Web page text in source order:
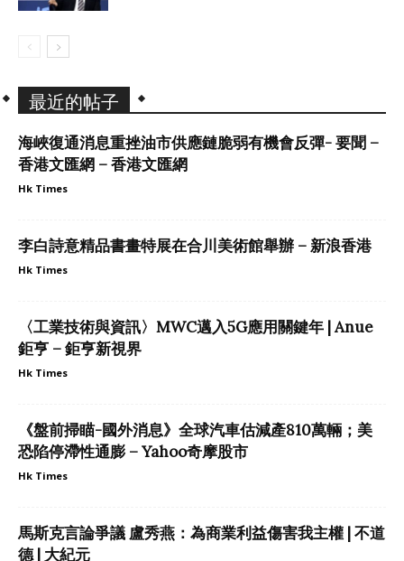
最近的帖子
海峽復通消息重挫油市供應鏈脆弱有機會反彈- 要聞 –
香港文匯網 – 香港文匯網
Hk Times
李白詩意精品書畫特展在合川美術館舉辦 – 新浪香港
Hk Times
〈工業技術與資訊〉MWC邁入5G應用關鍵年 | Anue
鉅亨 – 鉅亨新視界
Hk Times
《盤前掃瞄-國外消息》全球汽車估減產810萬輛；美
恐陷停滯性通膨 – Yahoo奇摩股市
Hk Times
馬斯克言論爭議 盧秀燕：為商業利益傷害我主權 | 不道
德 | 大紀元